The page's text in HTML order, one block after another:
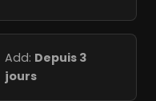
Add: Depuis 3
jours